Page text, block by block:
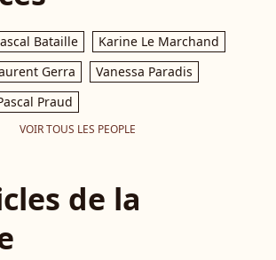
Bataille
Karine Le Marchand
Gerra
Vanessa Paradis
Praud
VOIR TOUS LES PEOPLE
de la